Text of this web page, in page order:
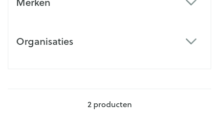
Organisaties
2producten